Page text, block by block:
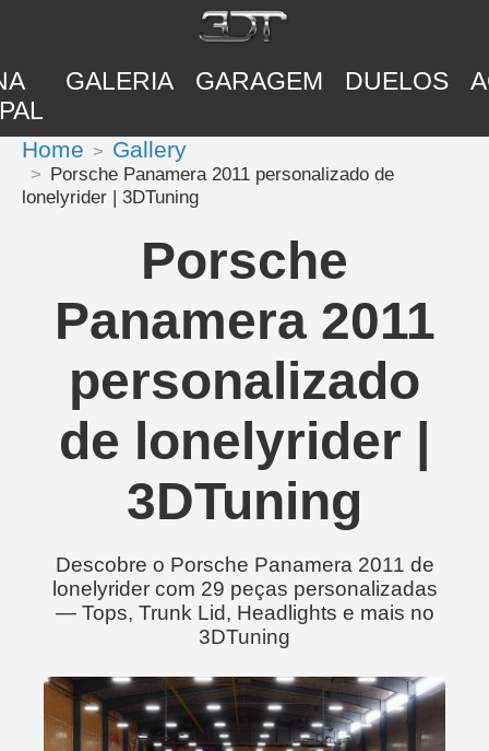
GALERIA GARAGEM DUELOS
Home Gallery
Porsche Panamera 2011 personalizado de
lonelyrider | 3DTuning
Porsche
Panamera 2011
personalizado
de lonelyrider |
3DTuning
Descobre o Porsche Panamera 2011 de
lonelyrider com 29 peças personalizadas
— Tops, Trunk Lid, Headlights e mais no
3DTuning